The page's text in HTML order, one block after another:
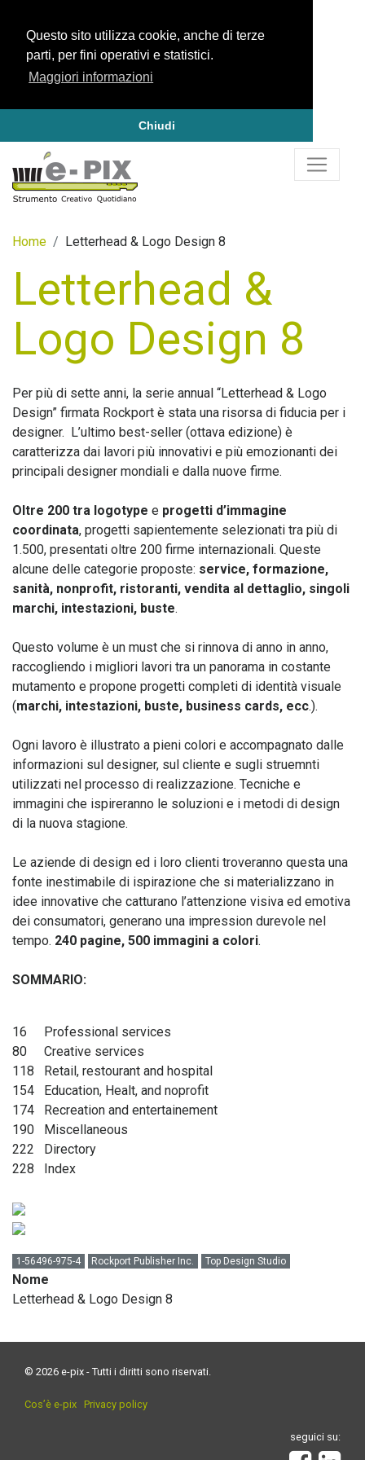
Questo sito utilizza cookie, anche di terze
parti, per fini operativi e statistici.
Maggiori informazioni
Chiudi
Home Letterhead & Logo Design 8
Letterhead &
Logo Design 8
Per più di sette anni, la serie annual “Letterhead & Logo
Design” firmata Rockport è stata una risorsa di fiducia per i
designer. L’ultimo best-seller (ottava edizione) è
caratterizza dai lavori più innovativi e più emozionanti dei
principali designer mondiali e dalla nuove firme.
Oltre 200 tra logotype e progetti d’immagine
coordinata, progetti sapientemente selezionati tra più di
1.500, presentati oltre 200 firme internazionali. Queste
alcune delle categorie proposte: service, formazione,
sanità, nonprofit, ristoranti, vendita al dettaglio, singoli
marchi, intestazioni, buste.
Questo volume è un must che si rinnova di anno in anno,
raccogliendo i migliori lavori tra un panorama in costante
mutamento e propone progetti completi di identità visuale
(marchi, intestazioni, buste, business cards, ecc.).
Ogni lavoro è illustrato a pieni colori e accompagnato dalle
informazioni sul designer, sul cliente e sugli struemnti
utilizzati nel processo di realizzazione. Tecniche e
immagini che ispireranno le soluzioni e i metodi di design
di la nuova stagione.
Le aziende di design ed i loro clienti troveranno questa una
fonte inestimabile di ispirazione che si materializzano in
idee innovative che catturano l’attenzione visiva ed emotiva
dei consumatori, generano una impression durevole nel
tempo. 240 pagine, 500 immagini a colori.
SOMMARIO:
16
Professional services
80
Creative services
118
Retail, restourant and hospital
154
Education, Healt, and noprofit
174
Recreation and entertainement
190
Miscellaneous
222
Directory
228
Index
1-56496-975-4 Rockport Publisher Inc. Top Design Studio
Nome
Letterhead & Logo Design 8
© 2026 e-pix - Tutti i diritti sono riservati.
Cos’è e-pix Privacy policy
seguici su: